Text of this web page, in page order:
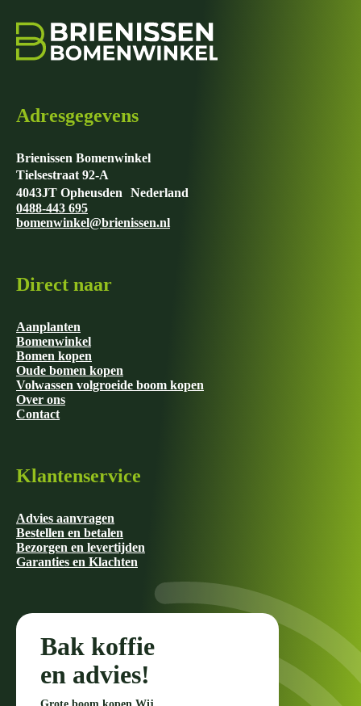
Adresgegevens
Brienissen Bomenwinkel
Tielsestraat 92-A
4043JT Opheusden Nederland
0488-443 695
bomenwinkel@brienissen.nl
Direct naar
Aanplanten
Bomenwinkel
Bomen kopen
Oude bomen kopen
Volwassen volgroeide boom kopen
Over ons
Contact
Klantenservice
Advies aanvragen
Bestellen en betalen
Bezorgen en levertijden
Garanties en Klachten
Bak koffie
en advies!